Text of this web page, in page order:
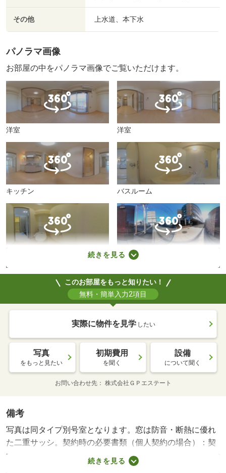
その他 上水道、本下水
パノラマ画像
お部屋の中をパノラマ画像でご覧いただけます。
洋室 洋室
キッチン バスルーム
周辺
駐車場
続きを見る
このお部屋をもっと知りたい！
無料・簡単入力2項目
実際に物件を見学 したい
写真
をもっと見たい
初期費用
を聞く
設備
について聞く
お問い合わせ先 株式会社ＧＰエステート
備考
写真は同タイプ別号室となります。窓は防音・断熱に優れ
た二重サッシ。契約時の必要書類（個人契約の場合）：契
約者・入居者…住民票、連帯保証人…印鑑証明書、法人契約
の場合はキャンペーンの適用はございません。現況優先、
続きを見る